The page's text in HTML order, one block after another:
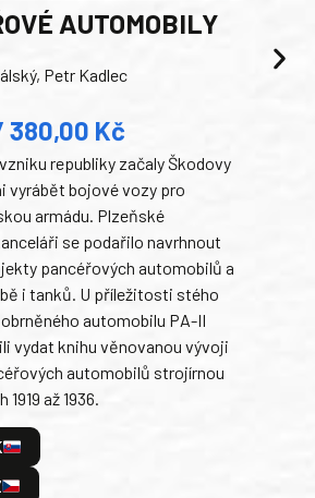
AUTOMOBILY
Petr Kadlec
380,00 Kč
republiky začaly Škodovy
vyrábět bojové vozy pro
armádu. Plzeňské
se podařilo navrhnout
pancéřových automobilů a
i tanků. U příležitosti stého
automobilu PA-II
vydat knihu věnovanou vývoji
automobilů strojírnou
až 1936.